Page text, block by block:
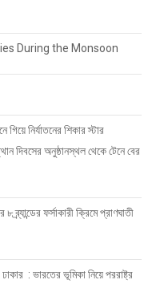
During the Monsoon
গিয়ে নির্যাতনের শিকার স্টার
দিবসের অনুষ্ঠানস্থল থেকে টেনে বের
ফর্সাকারী ক্রিমে প্রাণঘাতী
ঢাকার : ভারতের ভূমিকা নিয়ে পররাষ্ট্র